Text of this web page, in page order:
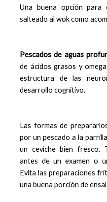
Una buena opción para
salteado al wok como
Pescados de aguas
de ácidos grasos y
estructura de las
desarrollo cognitivo.
Las formas de
por un pescado a la
un ceviche bien fresco.
antes de un examen o
Evita las preparaciones
una buena porción de